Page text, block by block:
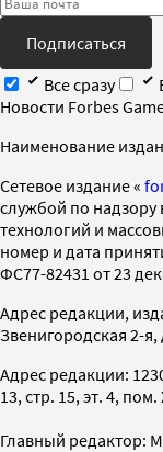
Подписаться
Все сразу
Новости Forbes
Наименование
Cетевое издание «
службой по
технологий и
номер и дата
ФС77-82431 от 23
Адрес редакции,
Звенигородская 2-я,
Адрес редакции:
13, стр. 15, эт. 4, пом.
Главный редактор: